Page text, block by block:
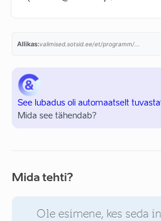
Allikas:valimised.sotsid.ee/et/programm/...
See lubadus oli automaatselt
Mida see tähendab?
Mida tehti?
Ole esimene, kes seda